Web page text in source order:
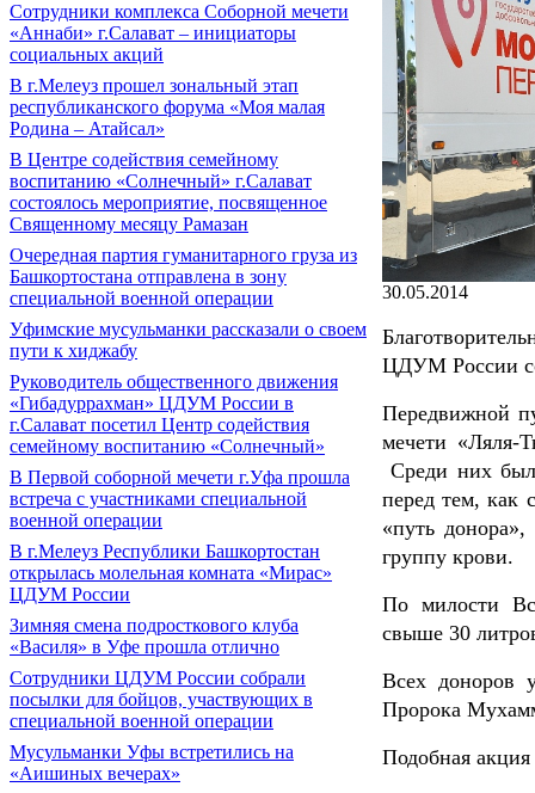
Сотрудники комплекса Соборной мечети
«Аннаби» г.Салават – инициаторы
социальных акций
В г.Мелеуз прошел зональный этап
республиканского форума «Моя малая
Родина – Атайсал»
В Центре содействия семейному
воспитанию «Солнечный» г.Салават
состоялось мероприятие, посвященное
Священному месяцу Рамазан
Очередная партия гуманитарного груза из
Башкортостана отправлена в зону
специальной военной операции
Уфимские мусульманки рассказали о своем
пути к хиджабу
Руководитель общественного движения
«Гибадуррахман» ЦДУМ России в
г.Салават посетил Центр содействия
семейному воспитанию «Солнечный»
В Первой соборной мечети г.Уфа прошла
встреча с участниками специальной
военной операции
В г.Мелеуз Республики Башкортостан
открылась молельная комната «Мирас»
ЦДУМ России
Зимняя смена подросткового клуба
«Василя» в Уфе прошла отлично
Сотрудники ЦДУМ России собрали
посылки для бойцов, участвующих в
специальной военной операции
Мусульманки Уфы встретились на
«Аишиных вечерах»
30.05.2014
ЦДУМ России
Передвижной
мечети «Ляля-
Среди них
перед тем, как
«путь
группу крови.
По милости
свыше 30
Всех доноров
Пророка
Подобная